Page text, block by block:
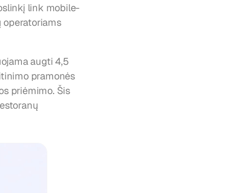
link mobile-
operatoriams
augti 4,5
pramonės
priėmimo. Šis